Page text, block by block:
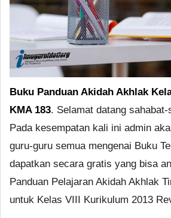
Buku Panduan Akidah Akhlak
KMA 183. Selamat datang
Pada kesempatan kali ini admin
guru-guru semua mengenai Buku
dapatkan secara gratis yang bisa
Panduan Pelajaran Akidah Akhlak
untuk Kelas VIII Kurikulum 2013